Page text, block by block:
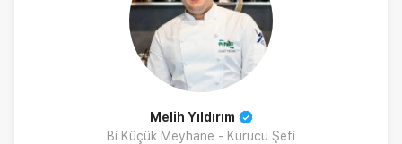
Melih Yıldırım
Bi Küçük Meyhane - Kurucu Şefi